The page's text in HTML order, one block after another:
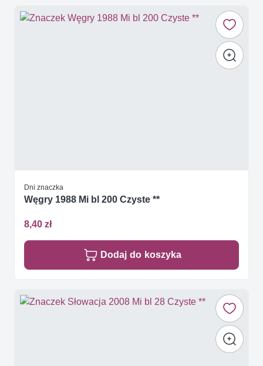
Dni znaczka
Węgry 1988 Mi bl 200 Czyste **
8,40 zł
Dodaj do koszyka